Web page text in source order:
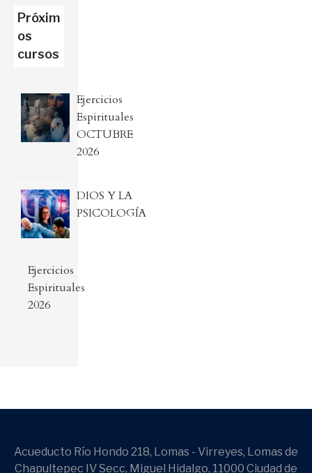
Próxim
os
cursos
Ejercicios
Espirituales
OCTUBRE
2026
DIOS Y LA
PSICOLOGÍA
Ejercicios
Espirituales
2026
Acueducto Río Hondo 218, Lomas - Virreyes, Lomas de
Chapultepec IV Secc, Miguel Hidalgo, 11000 Ciudad de